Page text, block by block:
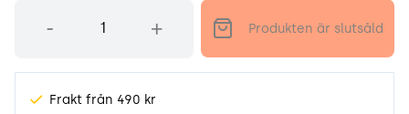
- + Produkten är slutsåld
Frakt från 490 kr